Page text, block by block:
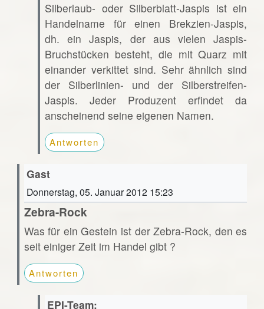
Silberlaub- oder Silberblatt-Jaspis ist ein
Handelname für einen Brekzien-Jaspis,
dh. ein Jaspis, der aus vielen Jaspis-
Bruchstücken besteht, die mit Quarz mit
einander verkittet sind. Sehr ähnlich sind
der Silberlinien- und der Silberstreifen-
Jaspis. Jeder Produzent erfindet da
anscheinend seine eigenen Namen.
Antworten
Gast
Donnerstag, 05. Januar 2012 15:23
Zebra-Rock
Was für ein Gestein ist der Zebra-Rock, den es
seit einiger Zeit im Handel gibt ?
Antworten
EPI-Team: